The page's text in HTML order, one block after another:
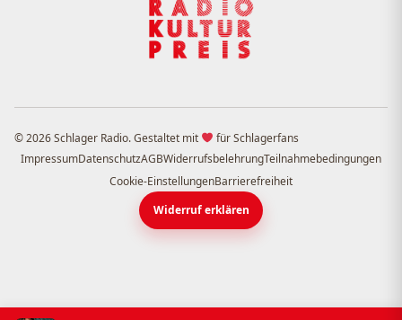
© 2026 Schlager Radio. Gestaltet mit
für Schlagerfans
ImpressumDatenschutzAGBWiderrufsbelehrungTeilnahmebedingungen
Cookie-EinstellungenBarrierefreiheit
Widerruf erklären